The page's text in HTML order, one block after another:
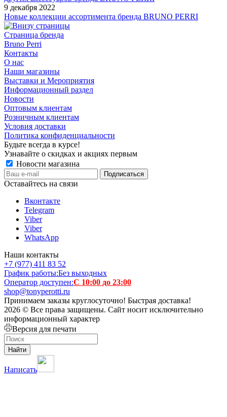
9 декабря 2022
Новые коллекции ассортимента бренда BRUNO PERRI
Страница бренда
Bruno Perri
Контакты
О нас
Наши магазины
Выставки и Мероприятия
Информационный раздел
Новости
Оптовым клиентам
Розничным клиентам
Условия доставки
Политика конфиденциальности
Будьте всегда в курсе!
Узнавайте о скидках и акциях первым
Новости магазина
Оставайтесь на связи
Вконтакте
Telegram
Viber
Viber
WhatsApp
Наши контакты
+7 (977) 411 83 52
График работы:Без выходных
Оператор доступен:С 10:00 до 23:00
shop@tonyperotti.ru
Принимаем заказы круглосуточно! Быстрая доставка!
2026 © Все права защищены. Сайт носит исключительно
информационный характер
Версия для печати
Найти
Написать